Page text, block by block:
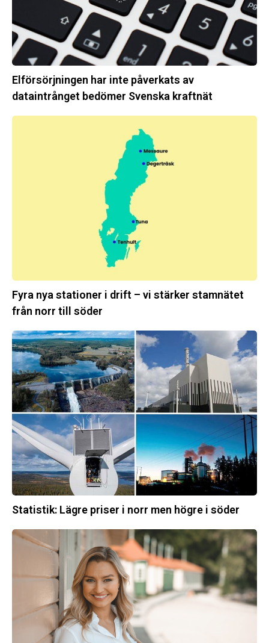
kraftnät
Elförsörjningen har inte påverkats av
dataintrånget bedömer Svenska kraftnät
Fyra
till
söder
Fyra nya stationer i drift – vi stärker stamnätet
från norr till söder
Statistik:
Lägre
priser
i
norr
men
högre
söder
Statistik: Lägre priser i norr men högre i söder
Energimyndigheten
stärker
utvecklingen
av
framtidens
kärnkraft